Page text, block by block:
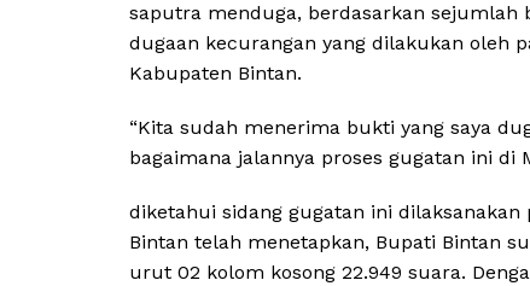
saputra menduga, berdasarkan
dugaan kecurangan yang dilakukan oleh
Kabupaten Bintan.
“Kita sudah menerima bukti yang saya
bagaimana jalannya proses gugatan ini di
diketahui sidang gugatan ini
Bintan telah menetapkan, Bupati Bintan
urut 02 kolom kosong 22.949 suara.